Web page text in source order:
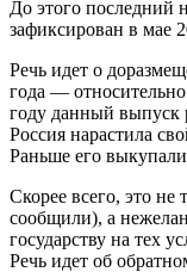
До этого последний
зафиксирован в мае
Речь идет о
года —
году данный выпуск
Россия нарастила
Раньше его
Скорее всего, это
сообщили), а
государству на тех
Речь идет об